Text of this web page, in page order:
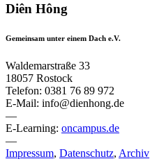
Diên Hông
Gemeinsam unter einem Dach e.V.
Waldemarstraße 33
18057 Rostock
Telefon: 0381 76 89 972
E-Mail: info@dienhong.de
—
E-Learning: oncampus.de
—
Impressum, Datenschutz, Archiv